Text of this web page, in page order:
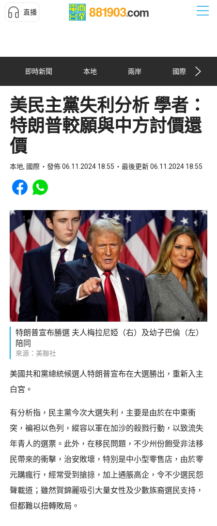
直播
即時新聞 本地 兩岸 國際
美民主黨失利分析 學者：
特朗普較願與中方討價還
價
本地, 國際 發佈 06.11.2024 18:55 最後更新 06.11.2024 18:55
Share to Facebook
Share to WhatsApp
特朗普宣布勝選 夫人梅拉尼婭（右）及幼子巴倫（左）
陪同
來源：美聯社
美國共和黨總統候選人特朗普宣布在大選勝出，重新入主
白宮。
有分析指，民主黨今次大選失利，主要是由於在中東衝
突，褊袒以色列，縱容以軍在加沙的殺戮行動，以致流失
年青人的選票。此外，在移民問題，不少州份飽受非法移
民帶來的衝擊，治安敗壞，特別是中小型零售店，由於零
元購瘋行，經常受到搶掠，加上通脹高企，令不少選民怨
聲載道；雖然賀錦麗吸引大量女性及少數族裔選民支持，
但都難以扭轉敗局。